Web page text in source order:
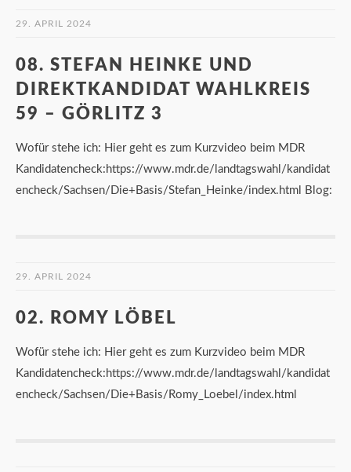
29. APRIL 2024
08. STEFAN HEINKE UND
DIREKTKANDIDAT WAHLKREIS
59 – GÖRLITZ 3
Wofür stehe ich: Hier geht es zum Kurzvideo beim MDR
Kandidatencheck:https://www.mdr.de/landtagswahl/kandidat
encheck/Sachsen/Die+Basis/Stefan_Heinke/index.html Blog:
29. APRIL 2024
02. ROMY LÖBEL
Wofür stehe ich: Hier geht es zum Kurzvideo beim MDR
Kandidatencheck:https://www.mdr.de/landtagswahl/kandidat
encheck/Sachsen/Die+Basis/Romy_Loebel/index.html